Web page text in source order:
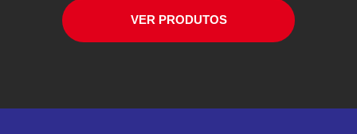
VER PRODUTOS